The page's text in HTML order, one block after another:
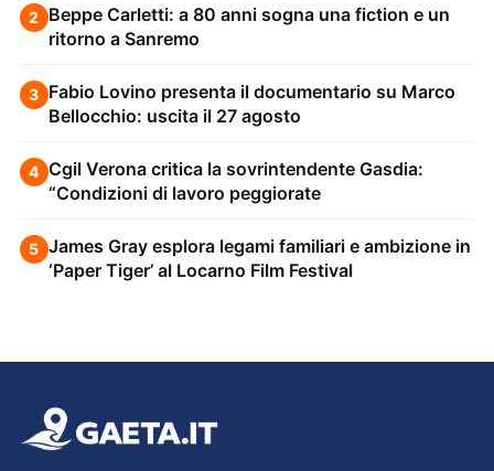
2 Beppe Carletti: a 80 anni sogna una fiction e un
ritorno a Sanremo
3 Fabio Lovino presenta il documentario su Marco
Bellocchio: uscita il 27 agosto
4 Cgil Verona critica la sovrintendente Gasdia:
“Condizioni di lavoro peggiorate
5 James Gray esplora legami familiari e ambizione in
‘Paper Tiger’ al Locarno Film Festival